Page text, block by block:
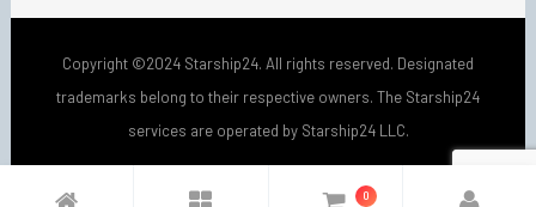
Copyright ©2024 Starship24. All rights reserved. Designated
trademarks belong to their respective owners. The Starship24
services are operated by Starship24 LLC.
0